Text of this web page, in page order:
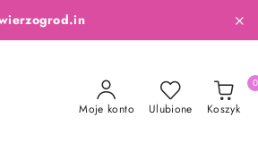
Moje konto Ulubione Koszyk
0